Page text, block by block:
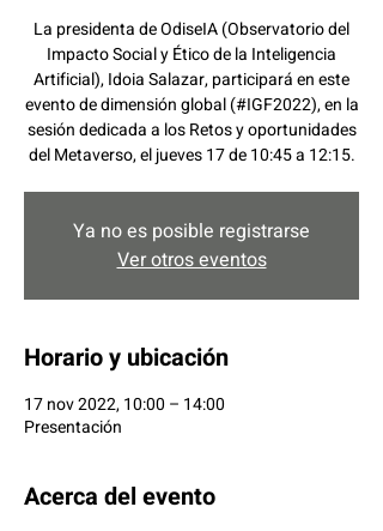
La presidenta de OdiseIA (Observatorio del
Impacto Social y Ético de la Inteligencia
Artificial), Idoia Salazar, participará en este
evento de dimensión global (#IGF2022), en la
sesión dedicada a los Retos y oportunidades
del Metaverso, el jueves 17 de 10:45 a 12:15.
Ya no es posible registrarse
Ver otros eventos
Horario y ubicación
17 nov 2022, 10:00 – 14:00
Presentación
Acerca del evento